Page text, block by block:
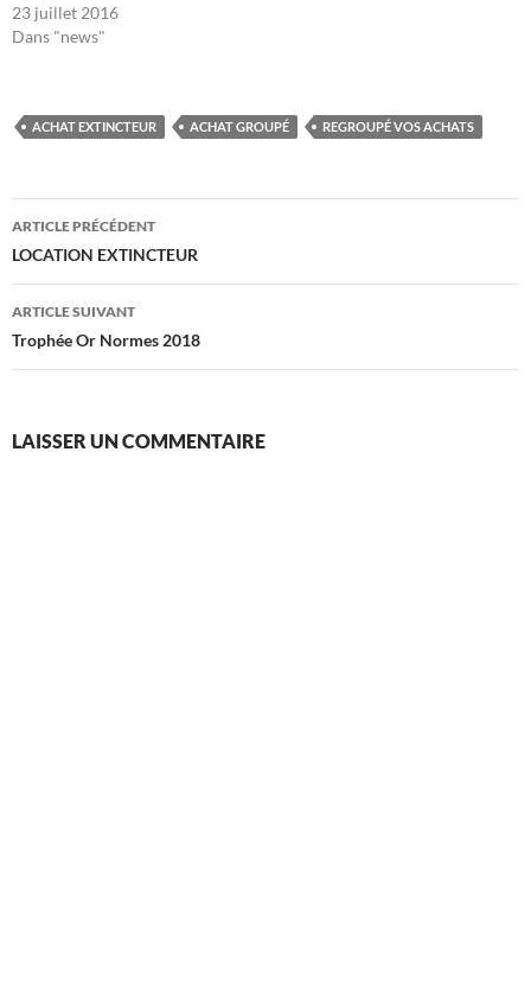
23 juillet 2016
Dans "news"
ACHAT EXTINCTEUR ACHAT GROUPÉ REGROUPÉ VOS ACHATS
Navigation
des
articles
ARTICLE PRÉCÉDENT
LOCATION EXTINCTEUR
ARTICLE SUIVANT
Trophée Or Normes 2018
LAISSER UN COMMENTAIRE